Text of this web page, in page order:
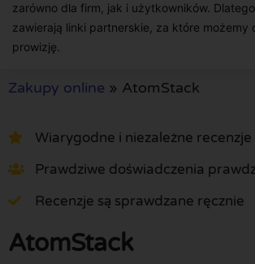
zarówno dla firm, jak i użytkowników.
zawierają linki partnerskie, za które możemy
prowizję.
Zakupy online » AtomStack
Wiarygodne i niezależne recenzje
Prawdziwe doświadczenia
Recenzje są sprawdzane ręcznie
AtomStack